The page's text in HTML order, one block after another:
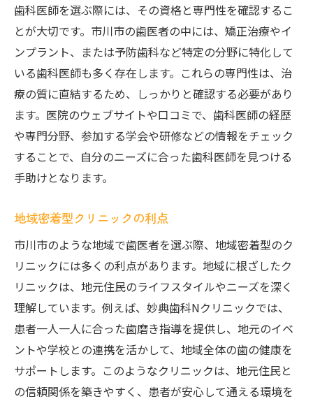
市川市での歯科イベント情報
子どもの歯を守るための習慣
歯医者が教える日常生活での歯の健康維持法
毎日のブラッシングの基本
デンタルフロスの使い方
口内洗浄剤の正しい選び方
歯ぎしり対策とリラックス法
地域で買える健康グッズ紹介
市川市での歯医者選びで重要なポイントとは
信頼できる歯医者の特徴
治療プランの透明性を確認
患者の声を反映した診療方針
診療時間と予約の取りやすさ
市川市内の交通アクセス情報
設備と衛生管理の充実度を見る
健康な歯を保つための歯磨き指導を受けるメリ
歯科医師を選ぶ際には、その資格と専門性を確認するこ
とが大切です。市川市の歯医者の中には、矯正治療やイ
ンプラント、または予防歯科など特定の分野に特化して
いる歯科医師も多く存在します。これらの専門性は、治
療の質に直結するため、しっかりと確認する必要があり
ます。医院のウェブサイトや口コミで、歯科医師の経歴
や専門分野、参加する学会や研修などの情報をチェック
することで、自分のニーズに合った歯科医師を見つける
手助けとなります。
地域密着型クリニックの利点
市川市のような地域で歯医者を選ぶ際、地域密着型のク
リニックには多くの利点があります。地域に根ざしたク
リニックは、地元住民のライフスタイルやニーズを深く
理解しています。例えば、妙典歯科Nクリニックでは、
患者一人一人に合った歯磨き指導を提供し、地元のイベ
ントや学校との連携を活かして、地域全体の歯の健康を
サポートします。このようなクリニックは、地元住民と
の信頼関係を築きやすく、患者が安心して通える環境を